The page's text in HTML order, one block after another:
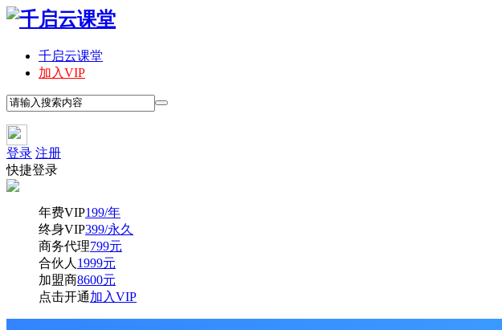
千启云课堂
加入VIP
登录 注册
快捷登录
年费VIP199/年
终身VIP399/永久
商务代理799元
合伙人 1999元
加盟商8600元
点击开通加入VIP